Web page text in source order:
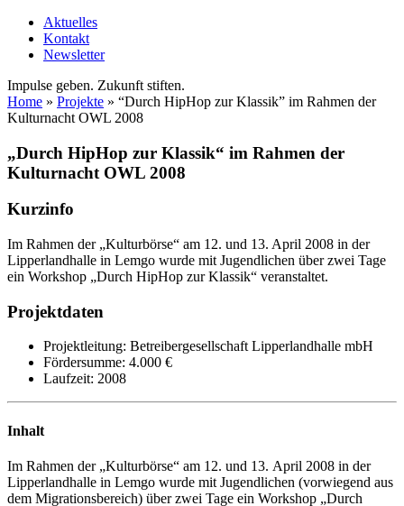
Aktuelles
Kontakt
Newsletter
Impulse geben. Zukunft stiften.
Home » Projekte » “Durch HipHop zur Klassik” im Rahmen der
Kulturnacht OWL 2008
„Durch HipHop zur Klassik“ im Rahmen der
Kulturnacht OWL 2008
Kurzinfo
Im Rahmen der „Kulturbörse“ am 12. und 13. April 2008 in der
Lipperlandhalle in Lemgo wurde mit Jugendlichen über zwei Tage
ein Workshop „Durch HipHop zur Klassik“ veranstaltet.
Projektdaten
Projektleitung: Betreibergesellschaft Lipperlandhalle mbH
Fördersumme: 4.000 €
Laufzeit: 2008
Inhalt
Im Rahmen der „Kulturbörse“ am 12. und 13. April 2008 in der
Lipperlandhalle in Lemgo wurde mit Jugendlichen (vorwiegend aus
dem Migrationsbereich) über zwei Tage ein Workshop „Durch